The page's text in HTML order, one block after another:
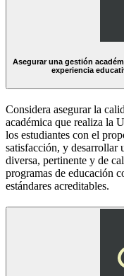
Asegurar una gestión
experiencia
Considera asegurar la
académica que realiza la
los estudiantes con el
satisfacción, y desarrollar
diversa, pertinente y de
programas de educación
estándares acreditables.